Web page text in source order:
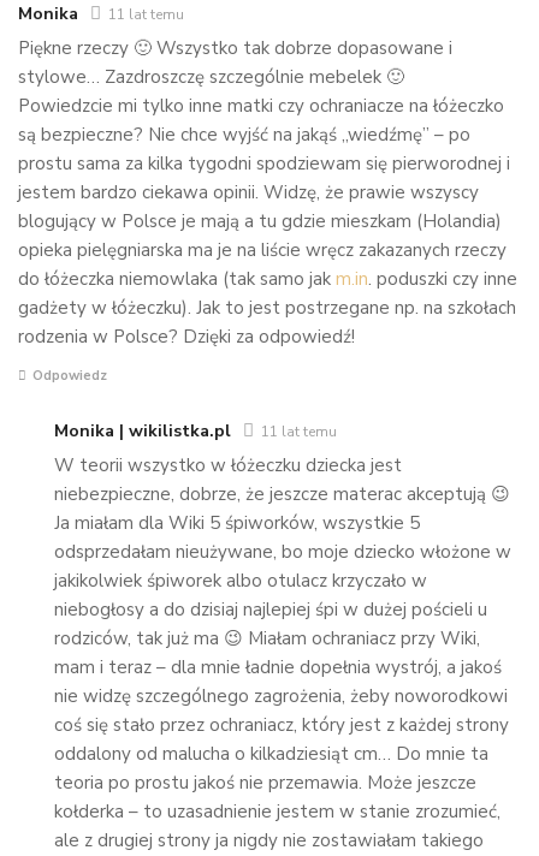
Monika 11 lat temu
Piękne rzeczy 🙂 Wszystko tak dobrze dopasowane i
stylowe… Zazdroszczę szczególnie mebelek 🙂
Powiedzcie mi tylko inne matki czy ochraniacze na łóżeczko
są bezpieczne? Nie chce wyjść na jakąś „wiedźmę” – po
prostu sama za kilka tygodni spodziewam się pierworodnej i
jestem bardzo ciekawa opinii. Widzę, że prawie wszyscy
blogujący w Polsce je mają a tu gdzie mieszkam (Holandia)
opieka pielęgniarska ma je na liście wręcz zakazanych rzeczy
do łóżeczka niemowlaka (tak samo jak m.in. poduszki czy inne
gadżety w łóżeczku). Jak to jest postrzegane np. na szkołach
rodzenia w Polsce? Dzięki za odpowiedź!
Odpowiedz
Monika | wikilistka.pl 11 lat temu
W teorii wszystko w łóżeczku dziecka jest
niebezpieczne, dobrze, że jeszcze materac akceptują 😉
Ja miałam dla Wiki 5 śpiworków, wszystkie 5
odsprzedałam nieużywane, bo moje dziecko włożone w
jakikolwiek śpiworek albo otulacz krzyczało w
niebogłosy a do dzisiaj najlepiej śpi w dużej pościeli u
rodziców, tak już ma 😉 Miałam ochraniacz przy Wiki,
mam i teraz – dla mnie ładnie dopełnia wystrój, a jakoś
nie widzę szczególnego zagrożenia, żeby noworodkowi
coś się stało przez ochraniacz, który jest z każdej strony
oddalony od malucha o kilkadziesiąt cm… Do mnie ta
teoria po prostu jakoś nie przemawia. Może jeszcze
kołderka – to uzasadnienie jestem w stanie zrozumieć,
ale z drugiej strony ja nigdy nie zostawiałam takiego